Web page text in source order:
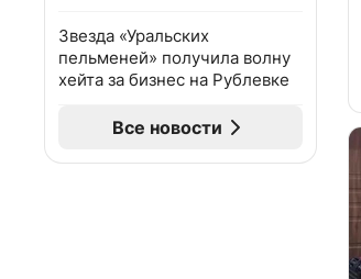
Звезда «Уральских
пельменей» получила волну
хейта за бизнес на Рублевке
Все новости